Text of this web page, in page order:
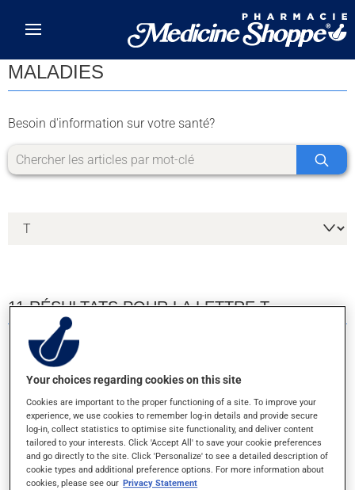
MALADIES
Besoin d'information sur votre santé?
11 RÉSULTATS POUR LA LETTRE T
TENDINITE
TÉTANOS
THROMBOSE ET THROMBOPHLÉBITE
TORTICOLIS
Your choices regarding cookies on this site
Cookies are important to the proper functioning of a site. To improve your
experience, we use cookies to remember log-in details and provide secure
log-in, collect statistics to optimise site functionality, and deliver content
tailored to your interests. Click 'Accept All' to save your cookie preferences
and go directly to the site. Click 'Personalize' to see a detailed description of
cookie types and additional preference options. For more information about
cookies, please see our Privacy Statement